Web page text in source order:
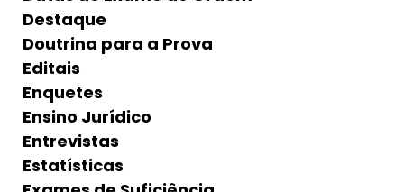
Destaque
Doutrina para a Prova
Editais
Enquetes
Ensino Jurídico
Entrevistas
Estatísticas